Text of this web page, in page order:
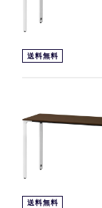
送料無料
送料無料